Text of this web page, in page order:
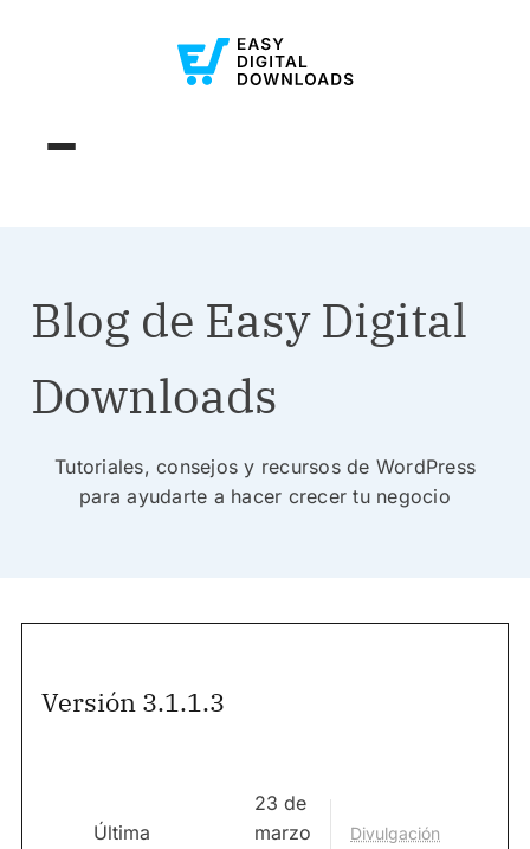
Blog de Easy Digital
Downloads
Tutoriales, consejos y recursos de WordPress
para ayudarte a hacer crecer tu negocio
Versión 3.1.1.3
Última
23 de
marzo
Divulgación